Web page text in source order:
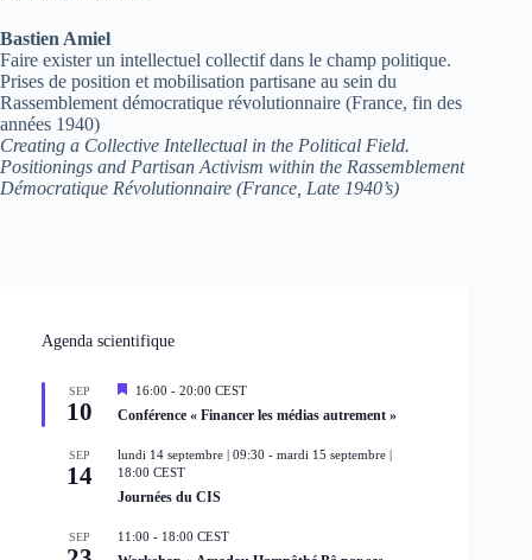
Bastien Amiel
Faire exister un intellectuel collectif dans le champ politique.
Prises de position et mobilisation partisane au sein du
Rassemblement démocratique révolutionnaire (France, fin des
années 1940)
Creating a Collective Intellectual in the Political Field.
Positionings and Partisan Activism within the Rassemblement
Démocratique Révolutionnaire (France, Late 1940’s)
Agenda scientifique
SEP
10
M
s
n
a
v
n
16:00 - 20:00 CEST
Conférence « Financer les médias autrement »
SEP
14
lundi 14 septembre | 09:30 - mardi 15 septembre |
18:00 CEST
Journées du CIS
SEP 11:00 - 18:00 CEST